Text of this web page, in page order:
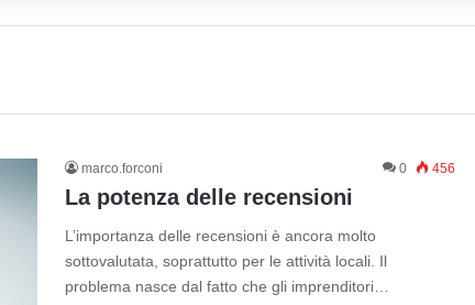
marco.forconi 0 456
La potenza delle recensioni
L’importanza delle recensioni è ancora molto
sottovalutata, soprattutto per le attività locali. Il
problema nasce dal fatto che gli imprenditori…